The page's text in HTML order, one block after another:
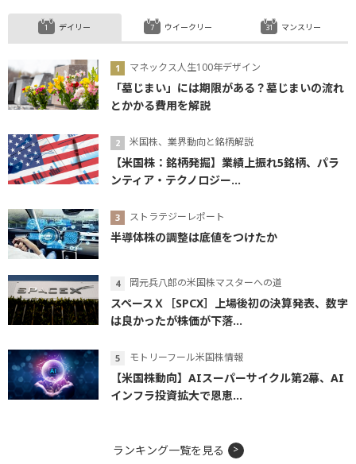
デイリー
マネックス人生100年デザイン
「墓じまい」には期限がある？墓じまいの流れ
とかかる費用を解説
米国株、業界動向と銘柄解説
【米国株：銘柄発掘】業績上振れ5銘柄、パラ
ンティア・テクノロジー...
ストラテジーレポート
半導体株の調整は底値をつけたか
岡元兵八郎の米国株マスターへの道
スペースＸ［SPCX］上場後初の決算発表、数字
は良かったが株価が下落...
モトリーフール米国株情報
【米国株動向】AIスーパーサイクル第2幕、AI
インフラ投資拡大で恩恵...
ウイークリー マンスリー
ランキング一覧を見る